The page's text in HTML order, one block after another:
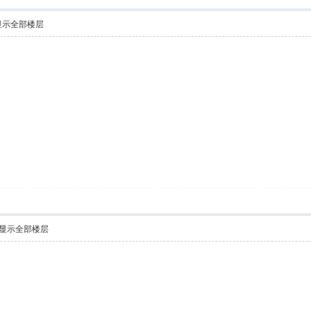
示全部楼层
显示全部楼层